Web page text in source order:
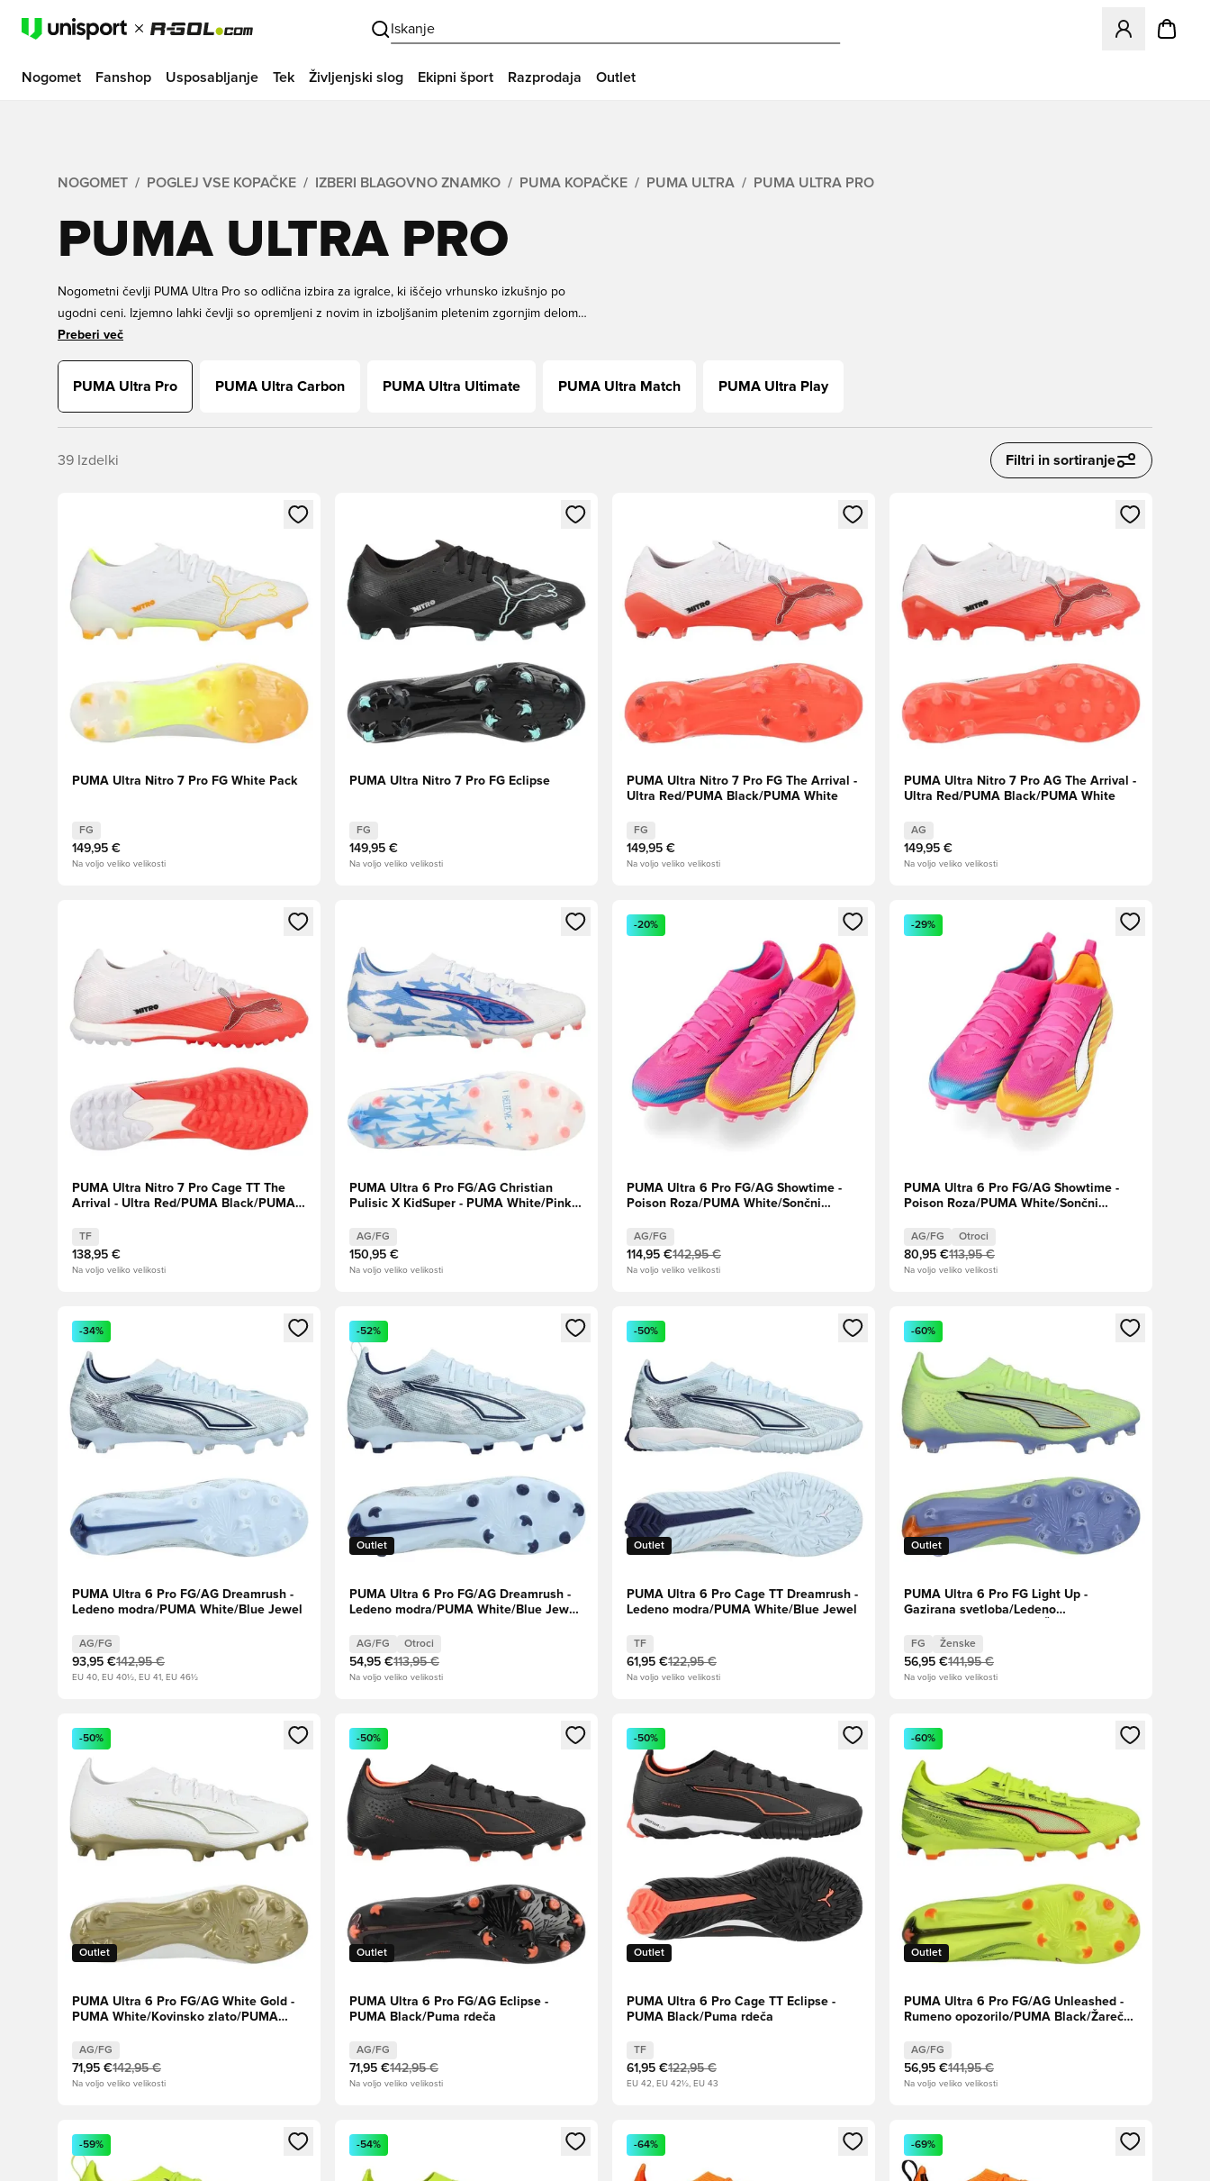
Iskanje
Odpre Modal
Nogomet Fanshop Usposabljanje Tek Življenjski slog Ekipni šport Razprodaja Outlet
NOGOMET POGLEJ VSE KOPAČKE IZBERI BLAGOVNO ZNAMKO PUMA KOPAČKE PUMA ULTRA PUMA ULTRA PRO
PUMA ULTRA PRO
Nogometni čevlji PUMA Ultra Pro so odlična izbira za igralce, ki iščejo vrhunsko izkušnjo po
ugodni ceni. Izjemno lahki čevlji so opremljeni z novim in izboljšanim pletenim zgornjim delom
FUZIONFIT+, ki vam omogoča podporno prileganje za igro brez omejitev že od samega začetka.
Preberi več
PUMA Ultra Pro PUMA Ultra Carbon PUMA Ultra Ultimate PUMA Ultra Match PUMA Ultra Play
39 Izdelki Filtri in sortiranje
Odpre Modal za prijavo ali vpis kot član
PUMA Ultra Nitro 7 Pro FG White Pack
FG
149,95 €
Na voljo veliko velikosti
Odpre Modal za prijavo ali vpis kot član
PUMA Ultra Nitro 7 Pro FG Eclipse
FG
149,95 €
Na voljo veliko velikosti
Odpre Modal za prijavo ali vpis kot član
PUMA Ultra Nitro 7 Pro FG The Arrival -
Ultra Red/PUMA Black/PUMA White
FG
149,95 €
Na voljo veliko velikosti
Odpre Modal za prijavo ali vpis kot član
PUMA Ultra Nitro 7 Pro AG The Arrival -
Ultra Red/PUMA Black/PUMA White
AG
149,95 €
Na voljo veliko velikosti
Odpre Modal za prijavo ali vpis kot član
PUMA Ultra Nitro 7 Pro Cage TT The
Arrival - Ultra Red/PUMA Black/PUMA
TF
138,95 €
Na voljo veliko velikosti
Odpre Modal za prijavo ali vpis kot član
PUMA Ultra 6 Pro FG/AG Christian
Pulisic X KidSuper - PUMA White/Pink
AG/FG
150,95 €
Na voljo veliko velikosti
Odpre Modal za prijavo ali vpis kot član
-20%
PUMA Ultra 6 Pro FG/AG Showtime -
Poison Roza/PUMA White/Sončni
AG/FG
114,95 €142,95 €
Na voljo veliko velikosti
Odpre Modal za prijavo ali vpis kot član
-29%
PUMA Ultra 6 Pro FG/AG Showtime -
Poison Roza/PUMA White/Sončni
AG/FG Otroci
80,95 €113,95 €
Na voljo veliko velikosti
Odpre Modal za prijavo ali vpis kot član
-34%
PUMA Ultra 6 Pro FG/AG Dreamrush -
Ledeno modra/PUMA White/Blue Jewel
AG/FG
93,95 €142,95 €
EU 40, EU 40½, EU 41, EU 46½
Odpre Modal za prijavo ali vpis kot član
Outlet
-52%
PUMA Ultra 6 Pro FG/AG Dreamrush -
Ledeno modra/PUMA White/Blue Jewel
AG/FG Otroci
54,95 €113,95 €
Na voljo veliko velikosti
Odpre Modal za prijavo ali vpis kot član
Outlet
-50%
PUMA Ultra 6 Pro Cage TT Dreamrush -
Ledeno modra/PUMA White/Blue Jewel
TF
61,95 €122,95 €
Na voljo veliko velikosti
Odpre Modal za prijavo ali vpis kot član
Outlet
-60%
PUMA Ultra 6 Pro FG Light Up -
Gazirana svetloba/Ledeno
FG Ženske
56,95 €141,95 €
Na voljo veliko velikosti
Odpre Modal za prijavo ali vpis kot član
Outlet
-50%
PUMA Ultra 6 Pro FG/AG White Gold -
PUMA White/Kovinsko zlato/PUMA
AG/FG
71,95 €142,95 €
Na voljo veliko velikosti
Odpre Modal za prijavo ali vpis kot član
Outlet
-50%
PUMA Ultra 6 Pro FG/AG Eclipse -
PUMA Black/Puma rdeča
AG/FG
71,95 €142,95 €
Na voljo veliko velikosti
Odpre Modal za prijavo ali vpis kot član
Outlet
-50%
PUMA Ultra 6 Pro Cage TT Eclipse -
PUMA Black/Puma rdeča
TF
61,95 €122,95 €
EU 42, EU 42½, EU 43
Odpre Modal za prijavo ali vpis kot član
Outlet
-60%
PUMA Ultra 6 Pro FG/AG Unleashed -
Rumeno opozorilo/PUMA Black/Žareče
AG/FG
56,95 €141,95 €
Na voljo veliko velikosti
Odpre Modal za prijavo ali vpis kot član
-59%
Odpre Modal za prijavo ali vpis kot član
-54%
Odpre Modal za prijavo ali vpis kot član
-64%
Odpre Modal za prijavo ali vpis kot član
-69%